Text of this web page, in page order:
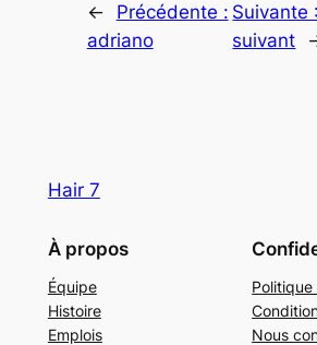
←
Précédente :
adriano
suivant
Hair 7
À propos
Équipe
Histoire
Emplois
Nous